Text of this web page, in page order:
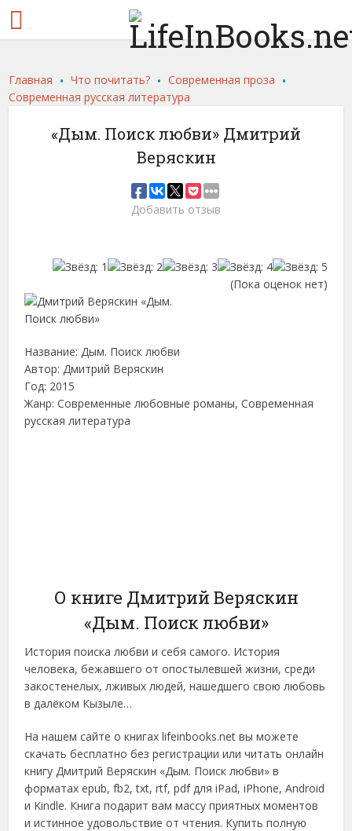
Главная .Что почитать? .Современная проза .
Современная русская литература
«Дым. Поиск любви» Дмитрий
Веряскин
Добавить отзыв
(Пока оценок нет)
Название: Дым. Поиск любви
Автор: Дмитрий Веряскин
Год: 2015
Жанр: Современные любовные романы, Современная
русская литература
О книге Дмитрий Веряскин
«Дым. Поиск любви»
История поиска любви и себя самого. История
человека, бежавшего от опостылевшей жизни, среди
закостенелых, лживых людей, нашедшего свою любовь
в далёком Кызыле…
На нашем сайте о книгах lifeinbooks.net вы можете
скачать бесплатно без регистрации или читать онлайн
книгу Дмитрий Веряскин «Дым. Поиск любви» в
форматах epub, fb2, txt, rtf, pdf для iPad, iPhone, Android
и Kindle. Книга подарит вам массу приятных моментов
и истинное удовольствие от чтения. Купить полную